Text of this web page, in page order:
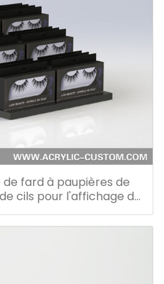
fard à paupières de
cils pour l'affichage de